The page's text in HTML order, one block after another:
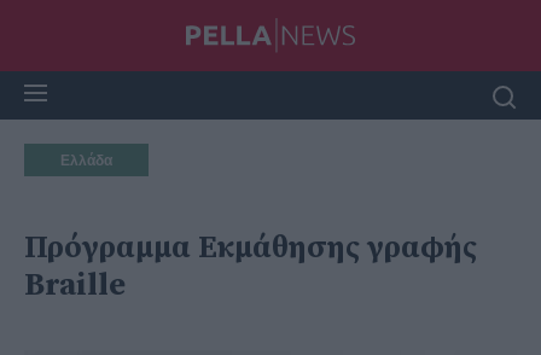
Ελλάδα
Πρόγραμμα Εκμάθησης γραφής
Braille